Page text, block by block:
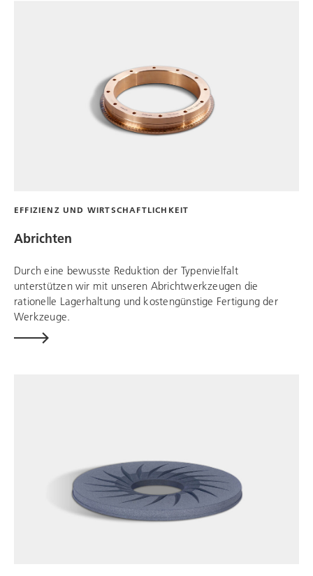
EFFIZIENZ UND WIRTSCHAFTLICHKEIT
Abrichten
Durch eine bewusste Reduktion der Typenvielfalt
unterstützen wir mit unseren Abrichtwerkzeugen die
rationelle Lagerhaltung und kostengünstige Fertigung der
Werkzeuge.